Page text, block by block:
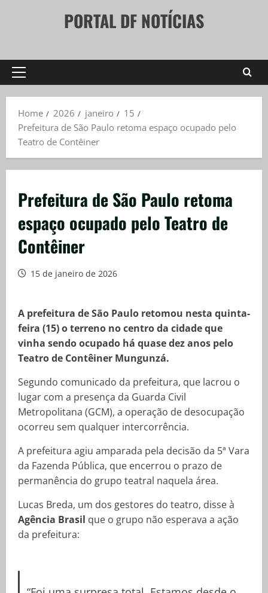
PORTAL DF NOTÍCIAS
Primary
Home
2026 janeiro
15
Prefeitura de São Paulo retoma espaço ocupado pelo
Teatro de Contêiner
Prefeitura de São Paulo retoma
espaço ocupado pelo Teatro de
Contêiner
15 de janeiro de 2026
A prefeitura de São Paulo retomou nesta quinta-
feira (15) o terreno no centro da cidade que
vinha sendo ocupado há quase dez anos pelo
Teatro de Contêiner Mungunzá.
Segundo comunicado da prefeitura, que lacrou o
lugar com a presença da Guarda Civil
Metropolitana (GCM), a operação de desocupação
ocorreu sem qualquer intercorrência.
A prefeitura agiu amparada pela decisão da 5ª Vara
da Fazenda Pública, que encerrou o prazo de
permanência do grupo teatral naquela área.
Lucas Breda, um dos gestores do teatro, disse à
Agência Brasil que o grupo não esperava a ação
da prefeitura: